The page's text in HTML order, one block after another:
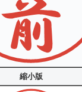
縮小版